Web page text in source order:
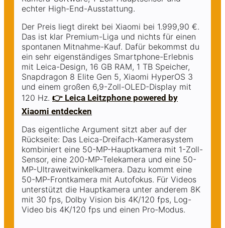
echter High-End-Ausstattung.
Der Preis liegt direkt bei Xiaomi bei 1.999,90 €.
Das ist klar Premium-Liga und nichts für einen
spontanen Mitnahme-Kauf. Dafür bekommst du
ein sehr eigenständiges Smartphone-Erlebnis
mit Leica-Design, 16 GB RAM, 1 TB Speicher,
Snapdragon 8 Elite Gen 5, Xiaomi HyperOS 3
und einem großen 6,9-Zoll-OLED-Display mit
120 Hz. 👉 Leica Leitzphone powered by
Xiaomi entdecken
Das eigentliche Argument sitzt aber auf der
Rückseite: Das Leica-Dreifach-Kamerasystem
kombiniert eine 50-MP-Hauptkamera mit 1-Zoll-
Sensor, eine 200-MP-Telekamera und eine 50-
MP-Ultraweitwinkelkamera. Dazu kommt eine
50-MP-Frontkamera mit Autofokus. Für Videos
unterstützt die Hauptkamera unter anderem 8K
mit 30 fps, Dolby Vision bis 4K/120 fps, Log-
Video bis 4K/120 fps und einen Pro-Modus.